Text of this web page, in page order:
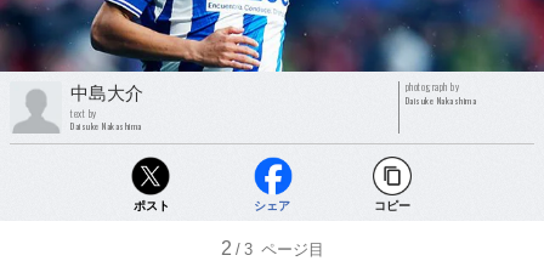
中島大介
text by
Daisuke Nakashima
photograph by
Daisuke Nakashima
ポスト シェア コピー
2 /3 ページ目